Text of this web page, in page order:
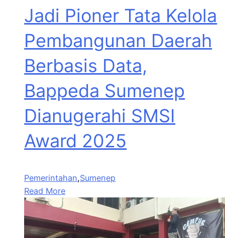
Jadi Pioner Tata Kelola
Pembangunan Daerah
Berbasis Data,
Bappeda Sumenep
Dianugerahi SMSI
Award 2025
Pemerintahan,Sumenep
Read More